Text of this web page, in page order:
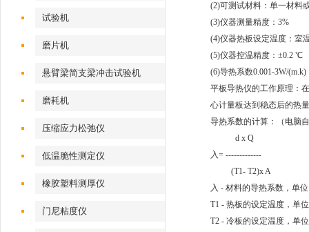
试验机
磨片机
悬臂梁简支梁冲击试验机
磨耗机
压缩应力松弛仪
低温脆性测定仪
橡胶塑料测厚仪
门尼粘度仪
(2)可测试材料：单一材料
(3)仪器测量精度：3%
(4)仪器热板设定温度：室
(5)仪器控温精度：±0.2 ℃
(6)导热系数0.001-3W/(m.k)
平板导热仪的工作原理：
心计量板达到稳态后的热
导热系数的计算：（电脑
d x Q
入= -------------
(T1- T2)x A
入 - 材料的导热系数，单
T1 - 热板的设定温度，单
T2 - 冷板的设定温度，单